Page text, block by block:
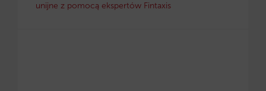
unijne z pomocą ekspertów Fintaxis